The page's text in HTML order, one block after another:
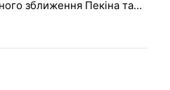
зближення Пекіна та